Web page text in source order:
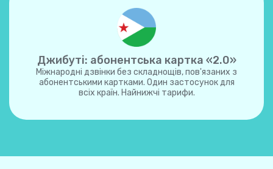
Джибуті: абонентська картка «2.0»
Міжнародні дзвінки без складнощів, пов'язаних з
абонентськими картками. Один застосунок для
всіх країн. Найнижчі тарифи.